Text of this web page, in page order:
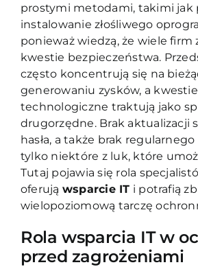
prostymi metodami, takimi jak
instalowanie złośliwego
ponieważ wiedzą, że wiele firm
kwestie bezpieczeństwa.
często koncentrują się na
generowaniu zysków, a kwestie
technologiczne traktują jako
drugorzędne. Brak aktualizacji
hasła, a także brak
tylko niektóre z luk, które
Tutaj pojawia się rola
oferują wsparcie IT i potrafią
wielopoziomową tarczę
Rola wsparcia IT w
przed zagrożeniami